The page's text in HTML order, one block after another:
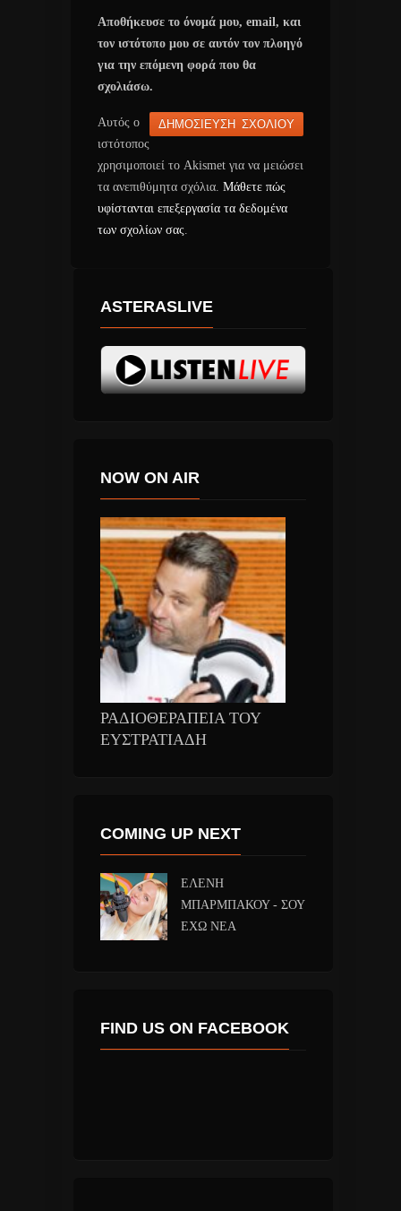
Αποθήκευσε το όνομά μου, email, και
τον ιστότοπο μου σε αυτόν τον πλοηγό
για την επόμενη φορά που θα
σχολιάσω.
Αυτός ο
ιστότοπος
χρησιμοποιεί το Akismet για να μειώσει
τα ανεπιθύμητα σχόλια. Μάθετε πώς
υφίστανται επεξεργασία τα δεδομένα
των σχολίων σας.
ASTERASLIVE
NOW ON AIR
ΡΑΔΙΟΘΕΡΑΠΕΙΑ ΤΟΥ
ΕΥΣΤΡΑΤΙΑΔΗ
COMING UP NEXT
ΕΛΕΝΗ
ΜΠΑΡΜΠΑΚΟΥ - ΣΟΥ
ΕΧΩ ΝΕΑ
FIND US ON FACEBOOK